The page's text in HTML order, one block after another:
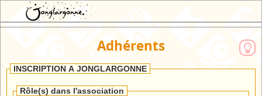
JEX : Jonglargonne EXtranet
Adhérents
INSCRIPTION A JONGLARGONNE
Rôle(s) dans l'association